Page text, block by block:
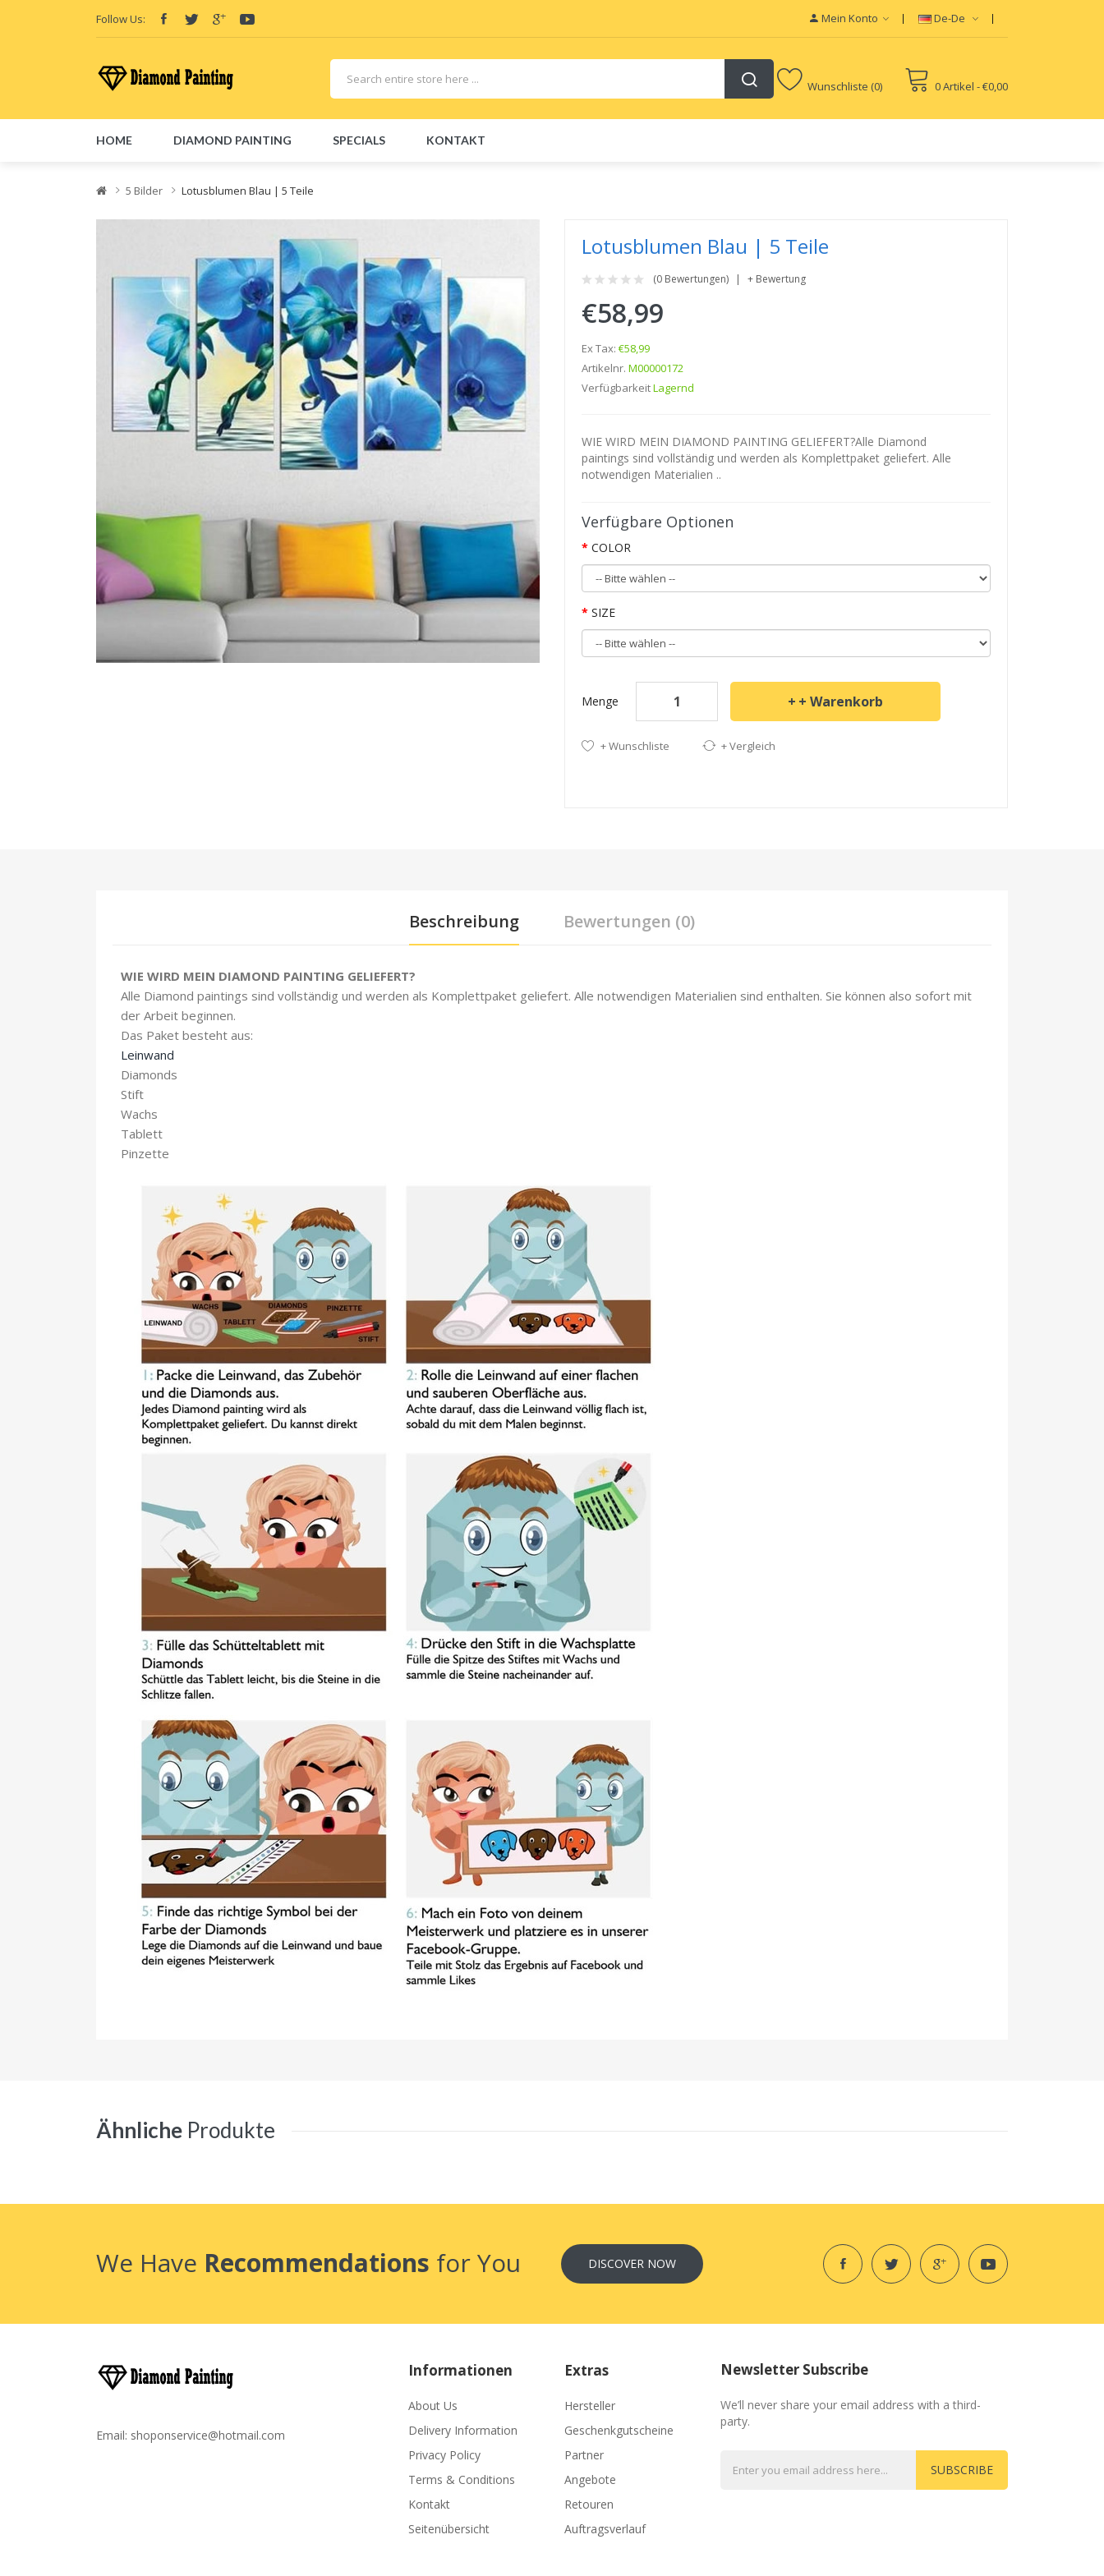
Follow Us: Mein Konto De-De
Wunschliste (0) 0 Artikel - €0,00
HOME DIAMOND PAINTING SPECIALS KONTAKT
5 Bilder Lotusblumen Blau | 5 Teile
Lotusblumen Blau | 5 Teile
(0 Bewertungen) + Bewertung
€58,99
Ex Tax: €58,99
Artikelnr. M00000172
VerfügbarkeitLagernd
WIE WIRD MEIN DIAMOND PAINTING GELIEFERT?Alle Diamond
paintings sind vollständig und werden als Komplettpaket geliefert. Alle
notwendigen Materialien ..
Verfügbare Optionen
COLOR
SIZE
Menge + Warenkorb
+ Wunschliste + Vergleich
Beschreibung Bewertungen (0)
WIE WIRD MEIN DIAMOND PAINTING GELIEFERT?
Alle Diamond paintings sind vollständig und werden als Komplettpaket geliefert. Alle notwendigen Materialien sind enthalten. Sie können also sofort mit
der Arbeit beginnen.
Das Paket besteht aus:
Leinwand
Diamonds
Stift
Wachs
Tablett
Pinzette
Ähnliche Produkte
We Have Recommendations for You DISCOVER NOW
Email: shoponservice@hotmail.com
Informationen
About Us
Delivery Information
Privacy Policy
Terms & Conditions
Kontakt
Seitenübersicht
Extras
Hersteller
Geschenkgutscheine
Partner
Angebote
Retouren
Auftragsverlauf
Newsletter Subscribe
We’ll never share your email address with a third-
party.
SUBSCRIBE